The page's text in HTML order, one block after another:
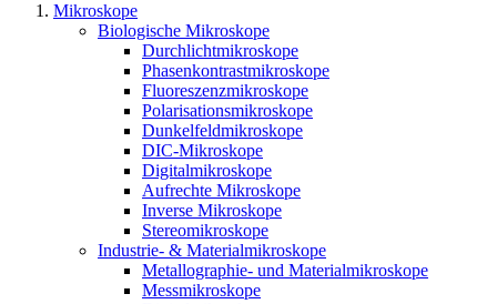
Mikroskope
Biologische Mikroskope
Durchlichtmikroskope
Phasenkontrastmikroskope
Fluoreszenzmikroskope
Polarisationsmikroskope
Dunkelfeldmikroskope
DIC-Mikroskope
Digitalmikroskope
Aufrechte Mikroskope
Inverse Mikroskope
Stereomikroskope
Industrie- & Materialmikroskope
Metallographie- und Materialmikroskope
Messmikroskope